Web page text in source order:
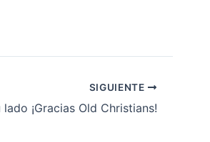
SIGUIENTE
¡Gracias Old Christians!